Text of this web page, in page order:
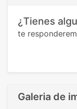
¿Tienes
te
Galeria de